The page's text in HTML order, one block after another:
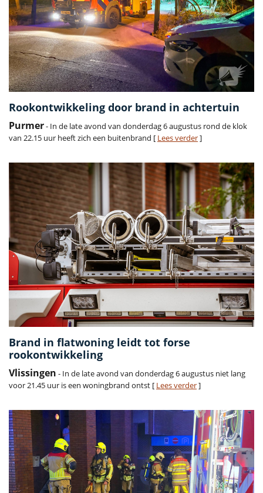
Rookontwikkeling door brand in achtertuin
Purmer- In de late avond van donderdag 6 augustus rond de klok
van 22.15 uur heeft zich een buitenbrand [ Lees verder]
Brand in flatwoning leidt tot forse
rookontwikkeling
Vlissingen - In de late avond van donderdag 6 augustus niet lang
voor 21.45 uur is een woningbrand ontst [ Lees verder]